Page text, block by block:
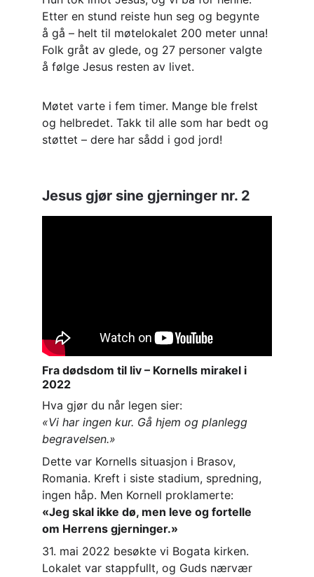
Etter en stund reiste hun seg og begynte
å gå – helt til møtelokalet 200 meter unna!
Folk gråt av glede, og 27 personer valgte
å følge Jesus resten av livet.
Møtet varte i fem timer. Mange ble frelst
og helbredet. Takk til alle som har bedt og
støttet – dere har sådd i god jord!
Fra dødsdom til liv – Kornells mirakel i
2022
Hva gjør du når legen sier:
«Vi har ingen kur. Gå hjem og planlegg
begravelsen.»
Dette var Kornells situasjon i Brasov,
Romania. Kreft i siste stadium, spredning,
ingen håp. Men Kornell proklamerte:
«Jeg skal ikke dø, men leve og fortelle
om Herrens gjerninger.»
31. mai 2022 besøkte vi Bogata kirken.
Lokalet var stappfullt, og Guds nærvær
Jesus gjør sine gjerninger nr. 2